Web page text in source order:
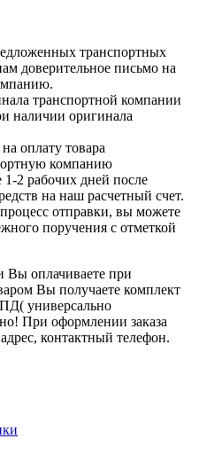
транспортных
доверительное письмо на
транспортной компании
наличии оригинала
оплату товара
компанию
1-2 рабочих дней после
на наш расчетный счет.
отправки, вы можете
поручения с отметкой
Вы оплачиваете при
Вы получаете комплект
универсально
При оформлении заказа
контактный телефон.